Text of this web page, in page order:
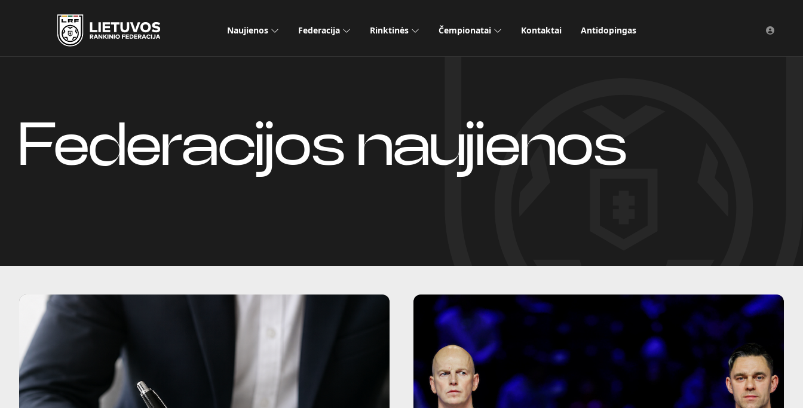
Naujienos Federacija Rinktinės Čempionatai Kontaktai Antidopingas
Federacijos naujienos